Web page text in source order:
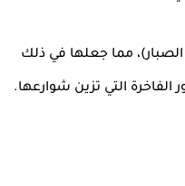
مما جعلها في ذلك
التي تزين شوارعها.